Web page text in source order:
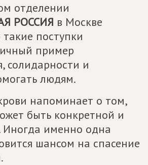
отделении
РОССИЯ в Москве
поступки
пример
солидарности и
людям.
напоминает о том,
быть конкретной и
Иногда именно одна
шансом на спасение